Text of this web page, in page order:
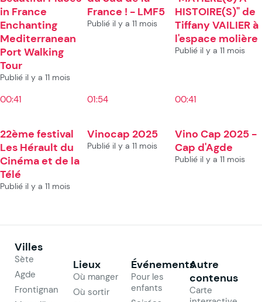
in France
Enchanting
Mediterranean
Port Walking
Tour
Publié il y a 11 mois
France ! - LMF5
Publié il y a 11 mois
HISTOIRE(S)" de
Tiffany VAILIER à
l'espace molière
Publié il y a 11 mois
00:41
22ème festival
Les Hérault du
Cinéma et de la
Télé
Publié il y a 11 mois
01:54
Vinocap 2025
Publié il y a 11 mois
00:41
Vino Cap 2025 -
Cap d'Agde
Publié il y a 11 mois
Villes
Sète
Agde
Frontignan
Lieux
Où manger
Où sortir
Événements
Pour les
enfants
Autre
contenus
Carte